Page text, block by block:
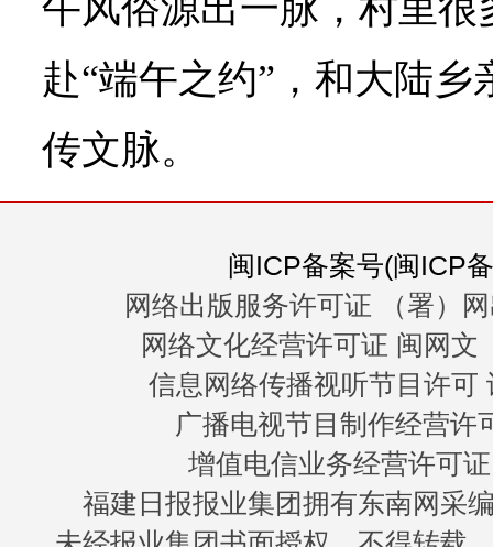
午风俗源出一脉，村里很
赴“端午之约”，和大陆
传文脉。
闽ICP备案号(闽ICP
网络出版服务许可证 （署）
网络文化经营许可证 闽网文
信息网络传播视听节目许可
广播电视节目制作经营许
增值电信业务经营许可
福建日报报业集团拥有东南网采